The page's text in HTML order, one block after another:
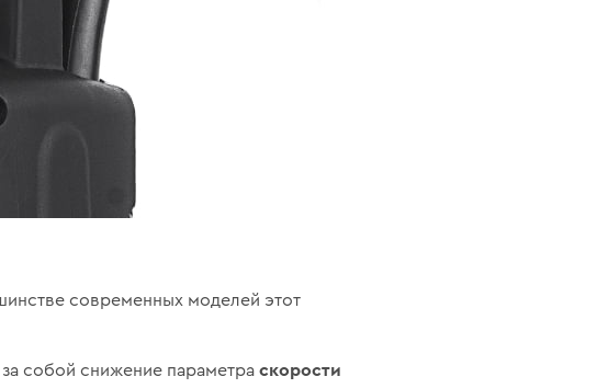
современных моделей этот
собой снижение параметра скорости